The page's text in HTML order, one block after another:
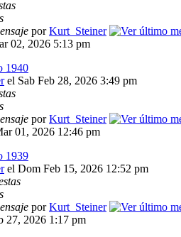
porKurt_Steiner
02, 2026 5:13 pm
1940
el Sab Feb 28, 2026 3:49 pm
porKurt_Steiner
01, 2026 12:46 pm
1939
el Dom Feb 15, 2026 12:52 pm
porKurt_Steiner
27, 2026 1:17 pm